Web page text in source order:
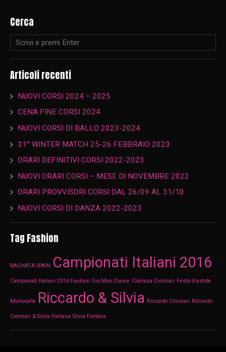
Cerca
Articoli recenti
NUOVI CORSI 2024 – 2025
CENA FINE CORSI 2024
NUOVI CORSI DI BALLO 2023-2024
31° WINTER MATCH 25-26 FEBBRAIO 2023
ORARI DEFINITIVI CORSI 2022-2023
NUOVI ORARI CORSI – MESE DI NOVEMBRE 2022
ORARI PROVVISORI CORSI DAL 26/09 AL 31/10
NUOVI CORSI DI DANZA 2022-2023
Tag Fashion
BACHATA SPAIN Campionati Italiani 2016
Campionati Italiani 2016 Fashion Gia.Man.Dance Clarissa Ciminari Festa d'estate
Morrovalle Riccardo & Silvia Riccardo Ciminari Riccardo
Ciminari & Silvia Fontana Silvia Fontana